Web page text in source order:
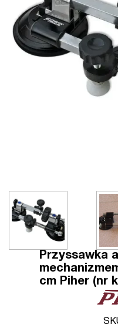
Przyssawka
cm Piher (nr